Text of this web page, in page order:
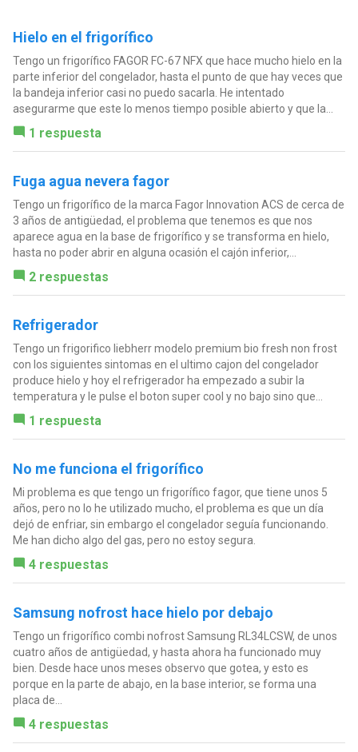
Hielo en el frigorífico
Tengo un frigorífico FAGOR FC-67 NFX que hace mucho hielo en la
parte inferior del congelador, hasta el punto de que hay veces que
la bandeja inferior casi no puedo sacarla. He intentado
asegurarme que este lo menos tiempo posible abierto y que la...
1 respuesta
Fuga agua nevera fagor
Tengo un frigorífico de la marca Fagor Innovation ACS de cerca de
3 años de antigüedad, el problema que tenemos es que nos
aparece agua en la base de frigorífico y se transforma en hielo,
hasta no poder abrir en alguna ocasión el cajón inferior,...
2 respuestas
Refrigerador
Tengo un frigorifico liebherr modelo premium bio fresh non frost
con los siguientes sintomas en el ultimo cajon del congelador
produce hielo y hoy el refrigerador ha empezado a subir la
temperatura y le pulse el boton super cool y no bajo sino que...
1 respuesta
No me funciona el frigorífico
Mi problema es que tengo un frigorífico fagor, que tiene unos 5
años, pero no lo he utilizado mucho, el problema es que un día
dejó de enfriar, sin embargo el congelador seguía funcionando.
Me han dicho algo del gas, pero no estoy segura.
4 respuestas
Samsung nofrost hace hielo por debajo
Tengo un frigorífico combi nofrost Samsung RL34LCSW, de unos
cuatro años de antigüedad, y hasta ahora ha funcionado muy
bien. Desde hace unos meses observo que gotea, y esto es
porque en la parte de abajo, en la base interior, se forma una
placa de...
4 respuestas